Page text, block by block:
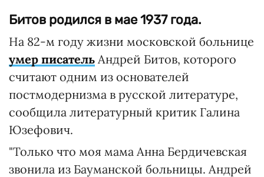
Битов родился в мае 1937 года.
На 82-м году жизни московской больнице
умер писатель Андрей Битов, которого
считают одним из основателей
постмодернизма в русской литературе,
сообщила литературный критик Галина
Юзефович.
"Только что моя мама Анна Бердичевская
звонила из Бауманской больницы. Андрей